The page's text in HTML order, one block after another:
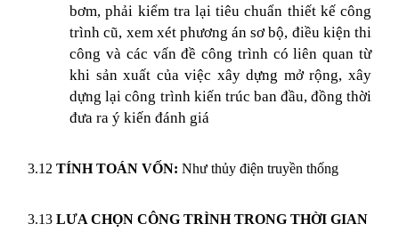
bơm, phải kiểm tra lại tiêu chuẩn thiết kế công
trình cũ, xem xét phương án sơ bộ, điều kiện thi
công và các vấn đề công trình có liên quan từ
khi sản xuất của việc xây dựng mở rộng, xây
dựng lại công trình kiến trúc ban đầu, đồng thời
đưa ra ý kiến đánh giá
3.12 TÍNH TOÁN VỐN: Như thủy điện truyền thống
3.13 LƯA CHỌN CÔNG TRÌNH TRONG THỜI GIAN